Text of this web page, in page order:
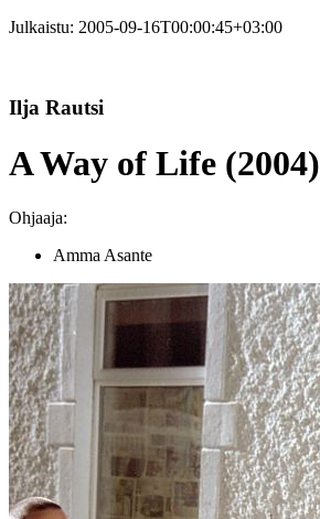
Julkaistu: 2005-09-16T00:00:45+03:00
Ilja Rautsi
A Way of Life (2004)
Ohjaaja:
Amma Asante